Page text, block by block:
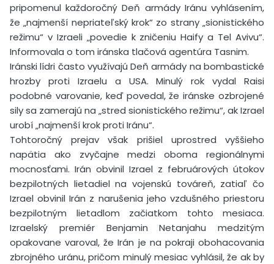
pripomenul každoročný Deň armády Iránu vyhlásením,
že „najmenší nepriateľský krok“ zo strany „sionistického
režimu“ v Izraeli „povedie k zničeniu Haify a Tel Avivu“.
Informovala o tom iránska tlačová agentúra Tasnim.
Iránski lídri často využívajú Deň armády na bombastické
hrozby proti Izraelu a USA. Minulý rok vydal Raisi
podobné varovanie, keď povedal, že iránske ozbrojené
sily sa zamerajú na „stred sionistického režimu“, ak Izrael
urobí „najmenší krok proti Iránu“.
Tohtoročný prejav však prišiel uprostred vyššieho
napätia ako zvyčajne medzi oboma regionálnymi
mocnosťami. Irán obvinil Izrael z februárových útokov
bezpilotných lietadiel na vojenskú továreň, zatiaľ čo
Izrael obvinil Irán z narušenia jeho vzdušného priestoru
bezpilotným lietadlom začiatkom tohto mesiaca.
Izraelský premiér Benjamin Netanjahu medzitým
opakovane varoval, že Irán je na pokraji obohacovania
zbrojného uránu, pričom minulý mesiac vyhlásil, že ak by